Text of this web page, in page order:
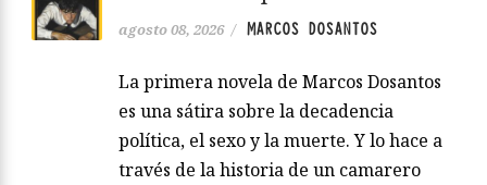
agosto 08, 2026 / MARCOS DOSANTOS
La primera novela de Marcos Dosantos
es una sátira sobre la decadencia
política, el sexo y la muerte. Y lo hace a
través de la historia de un camarero